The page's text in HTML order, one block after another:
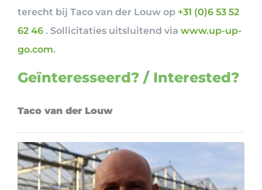
terecht bij Taco van der Louw op +31 (0)6 53 52
62 46 . Sollicitaties uitsluitend via www.up-up-
go.com.
Geïnteresseerd? / Interested?
Taco van der Louw